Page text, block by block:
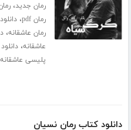
رمان جدید،
رمان pdf ،
رمان عاشقانه،
عاشقانه،
پلیسی عاشقانه
دانلود کتاب رمان نسیان